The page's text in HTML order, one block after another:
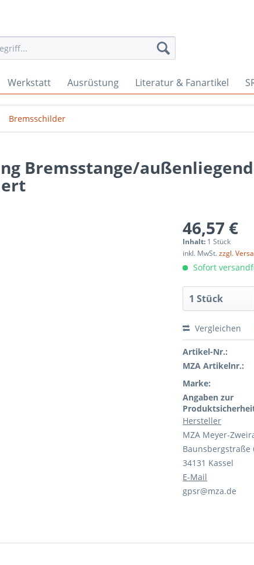
Werkstatt Ausrüstung Literatur & Fanartikel
Bremsschilder
Bremsstange/
46,57 €
Inhalt: 1 Stück
inkl. MwSt.zzgl.
Sofort
Vergleichen
Artikel-Nr.:
MZA Artikelnr.:
Marke:
Angaben zur
Hersteller
MZA Meyer-
Baunsbergstraße
34131 Kassel
E-Mail
gpsr@mza.de